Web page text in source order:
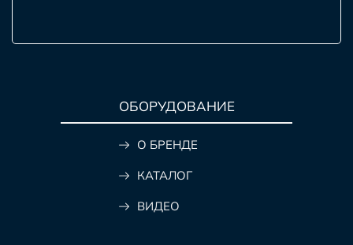
ОБОРУДОВАНИЕ
О БРЕНДЕ
КАТАЛОГ
ВИДЕО